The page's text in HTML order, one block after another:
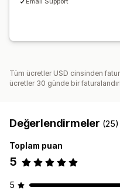
Tüm ücretler USD cinsinden
ücretler 30 günde bir
Değerlendirmeler (25)
Toplam puan
5
5